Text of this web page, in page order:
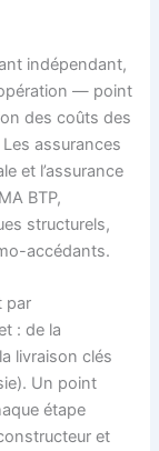
indépendant,
— point
des coûts des
assurances
et l’assurance
BTP,
structurels,
accédants.
par
: de la
livraison clés
Un point
étape
et